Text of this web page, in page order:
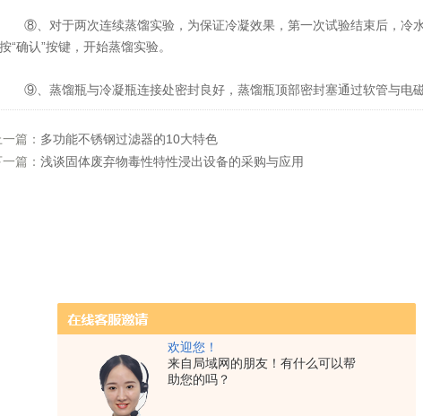
欢迎您！
来自局域网的朋友！有什么可以帮
助您的吗？
⑧、对于两次连续蒸馏实验，为保证冷凝效果，第一次试验结束后，冷水
按“确认”按键，开始蒸馏实验。
⑨、蒸馏瓶与冷凝瓶连接处密封良好，蒸馏瓶顶部密封塞通过软管与电磁
一篇： 多功能不锈钢过滤器的10大特色
篇： 浅谈固体废弃物毒性特性浸出设备的采购与应用